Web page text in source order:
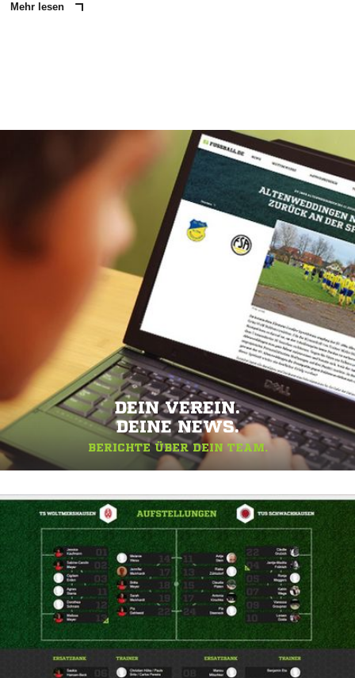
Mehr lesen
DEIN VEREIN.
DEINE NEWS.
BERICHTE ÜBER DEIN TEAM.